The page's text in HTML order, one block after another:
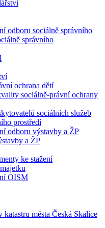
odboru sociálně správního
správního
ochrana dětí
sociálně-právní ochrany
sociálních služeb
prostředí
odboru výstavby a ŽP
a ŽP
ke stažení
OISM
katastru města Česká Skalice